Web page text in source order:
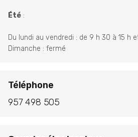
Été :
Du lundi au vendredi : de 9 h 30 à 15 h
Dimanche : fermé
Téléphone
957 498 505